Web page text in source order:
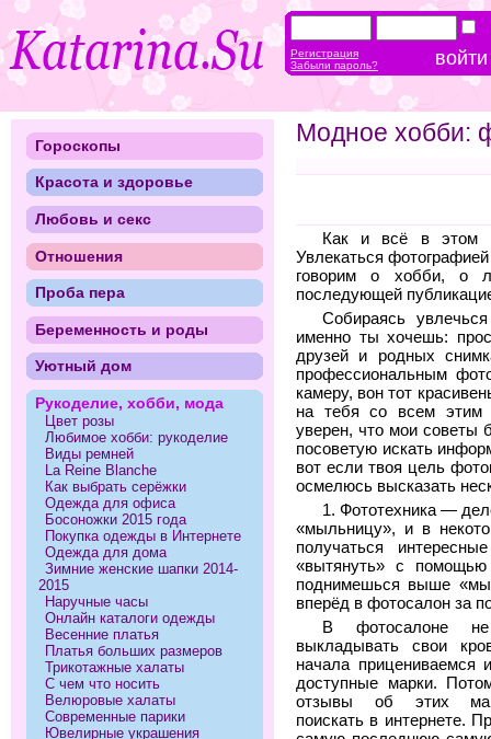
Модное хобби:
Как и всё в этом
Увлекаться
говорим о хобби, о
последующей
Собираясь
именно ты хочешь:
друзей и родных
профессиональным
камеру, вон тот
на тебя со всем этим
уверен, что мои советы
посоветую искать
вот если твоя цель
осмелюсь высказать
1. Фототехника —
«мыльницу», и в
получаться
«вытянуть» с
поднимешься выше
вперёд в фотосалон за
В фотосалоне не
выкладывать свои
начала прицениваемся
доступные марки.
отзывы об этих
поискать в интернете.
Гороскопы
Красота и здоровье
Любовь и секс
Отношения
Проба пера
Беременность и роды
Уютный дом
Рукоделие, хобби, мода
Цвет розы
Любимое хобби: рукоделие
Виды ремней
La Reine Blanche
Как выбрать серёжки
Одежда для офиса
Босоножки 2015 года
Покупка одежды в Интернете
Одежда для дома
Зимние женские шапки 2014-
2015
Наручные часы
Онлайн каталоги одежды
Весенние платья
Платья больших размеров
Трикотажные халаты
С чем что носить
Велюровые халаты
Современные парики
Ювелирные украшения
Регистрация
Забыли пароль?